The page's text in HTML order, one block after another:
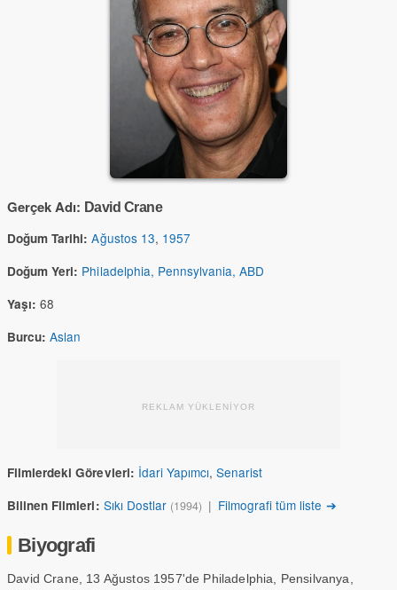
Gerçek Adı: David Crane
Doğum Tarihi: Ağustos 13, 1957
Doğum Yeri: Philadelphia, Pennsylvania, ABD
Yaşı: 68
Burcu: Aslan
REKLAM YÜKLENİYOR
Filmlerdeki Görevleri: İdari Yapımcı,Senarist
Bilinen Filmleri: Sıkı Dostlar (1994) | Filmografi tüm liste ➔
Biyografi
David Crane, 13 Ağustos 1957'de Philadelphia, Pensilvanya,